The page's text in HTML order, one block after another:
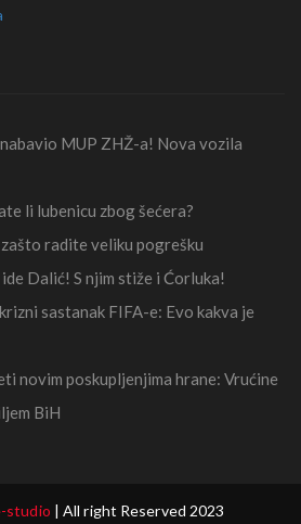
MUP ZHŽ-a! Nova vozila
li lubenicu zbog šećera?
radite veliku pogrešku
Dalić! S njim stiže i Ćorluka!
sastanak FIFA-e: Evo kakva je
novim poskupljenjima hrane: Vrućine
BiH
studio | All right Reserved 2023